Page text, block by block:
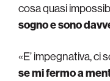
cosa quasi
sogno e sono
«E’ impegnativa, ci
se mi fermo a